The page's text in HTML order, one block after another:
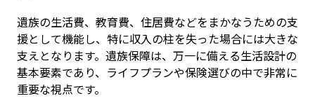
遺族の生活費、教育費、住居費などをまかなうための支
援として機能し、特に収入の柱を失った場合には大きな
支えとなります。遺族保障は、万一に備える生活設計の
基本要素であり、ライフプランや保険選びの中で非常に
重要な視点です。